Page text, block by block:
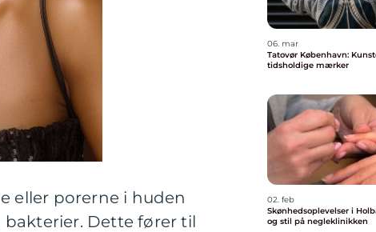
eller porerne i huden
Dette fører til
06. mar
Tatovør København:
tidsholdige mærker
02. feb
Skønhedsoplevelser i
og stil på negleklinikken